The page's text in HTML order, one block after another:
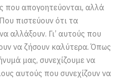
που απογοητεύονται, αλλά
πιστεύουν ότι τα
αλλάξουν. Γι’ αυτούς που
να ζήσουν καλύτερα. Όπως
μας, συνεχίζουμε να
αυτούς που συνεχίζουν να